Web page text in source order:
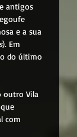
antigos
e a sua
). Em
do último
com